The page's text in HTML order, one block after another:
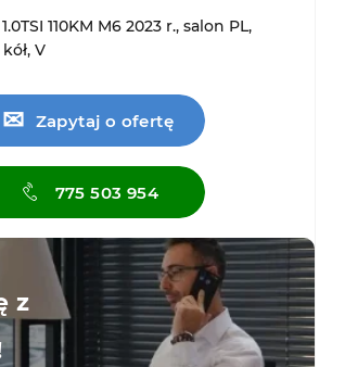
110KM M6 2023 r., salon PL,
V
✉ Zapytaj o ofertę
775 503 954
z